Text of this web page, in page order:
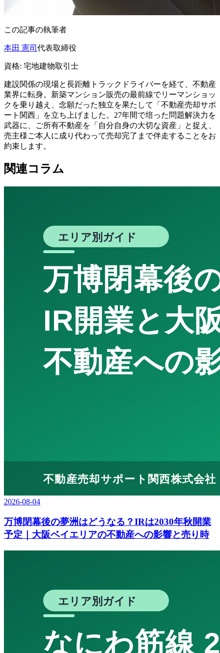
この記事の執筆者
本田 憲司 代表取締役
資格: 宅地建物取引士
建設関係の現場と長距離トラックドライバーを経て、不動産
業界に転身。新築マンション販売の最前線でリーマンショッ
クを乗り越え、念願だった独立を果たして「不動産売却サポ
ート関西」を立ち上げました。27年間で培った問題解決力を
武器に、ご所有不動産を「自分自身の大切な資産」と捉え、
売主様ご本人に成り代わって売却完了まで伴走することをお
約束します。
関連コラム
2026-08-04
万博閉幕後の夢洲はどうなる？IRは2030年秋開業
予定｜大阪ベイエリアの不動産への影響と売り時